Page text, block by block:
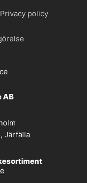
Privacy policy
AB
Järfälla